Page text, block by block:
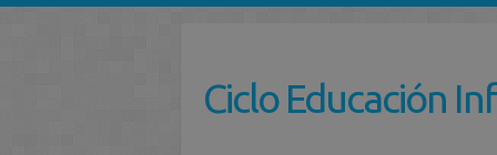
Ciclo Educación